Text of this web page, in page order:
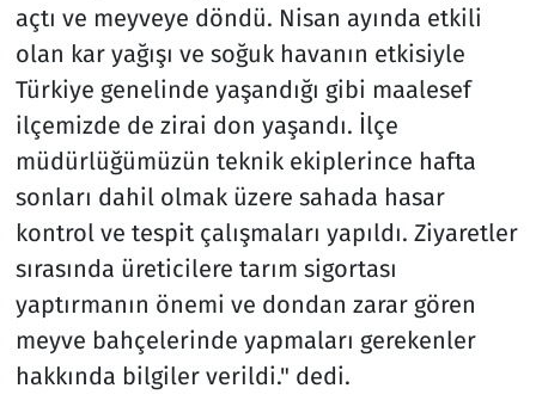
açtı ve meyveye döndü. Nisan ayında etkili
olan kar yağışı ve soğuk havanın etkisiyle
Türkiye genelinde yaşandığı gibi maalesef
ilçemizde de zirai don yaşandı. İlçe
müdürlüğümüzün teknik ekiplerince hafta
sonları dahil olmak üzere sahada hasar
kontrol ve tespit çalışmaları yapıldı. Ziyaretler
sırasında üreticilere tarım sigortası
yaptırmanın önemi ve dondan zarar gören
meyve bahçelerinde yapmaları gerekenler
hakkında bilgiler verildi." dedi.